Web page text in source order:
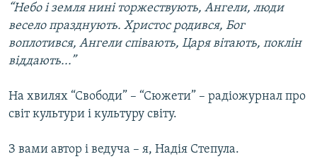
ПОДКАСТИ
РУС
КТАТ
“Небо і земля нині торжествують, Ангели, люди
весело празднують. Христос родився, Бог
воплотився, Ангели співають, Царя вітають, поклін
віддають...”
На хвилях “Свободи” – “Сюжети” – радіожурнал про
світ культури і культуру світу.
З вами автор і ведуча – я, Надія Степула.